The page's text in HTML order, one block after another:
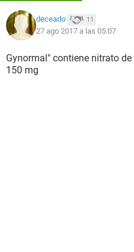
deceado 11
27 ago 2017 a las 05:07
Gynormal" contiene nitrato
150 mg